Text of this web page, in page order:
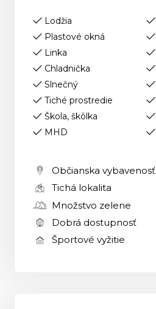
Lodžia
Plastové okná
Linka
Chladnička
Slnečný
Tiché prostredie
Škola, škôlka
MHD
Občianska vybavenosť
Tichá lokalita
Množstvo zelene
Dobrá dostupnosť
Športové vyžitie